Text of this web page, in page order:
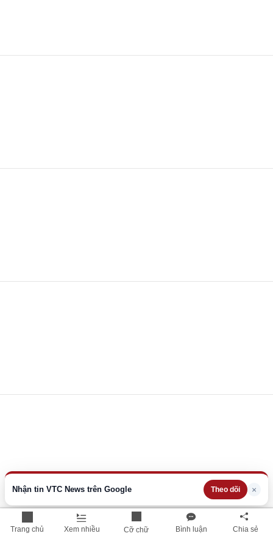
Trang chủ Xem nhiều Cỡ chữ Bình luận Chia sẻ
Nhận tin VTC News trên Google Theo dõi ×